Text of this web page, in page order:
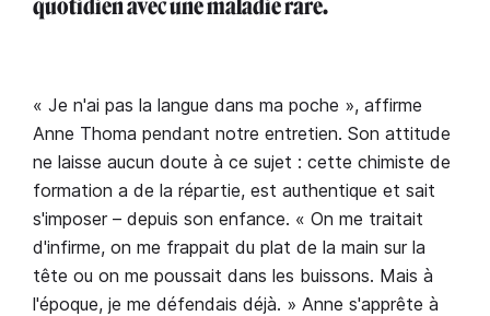
quotidien avec une maladie rare.
« Je n'ai pas la langue dans ma poche », affirme
Anne Thoma pendant notre entretien. Son attitude
ne laisse aucun doute à ce sujet : cette chimiste de
formation a de la répartie, est authentique et sait
s'imposer – depuis son enfance. « On me traitait
d'infirme, on me frappait du plat de la main sur la
tête ou on me poussait dans les buissons. Mais à
l'époque, je me défendais déjà. » Anne s'apprête à